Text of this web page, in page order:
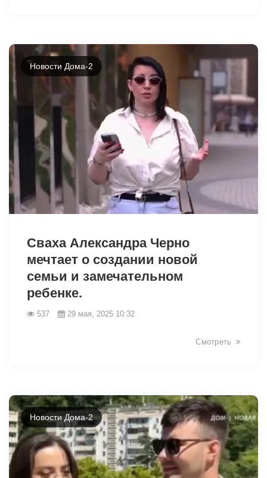
Новости Дома-2
Сваха Александра Черно
мечтает о создании новой
семьи и замечательном
ребенке.
537 29 мая, 2025 10:32
Смотреть
Новости Дома-2